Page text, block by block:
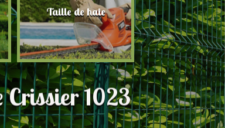
Taille de haie Abattage
Crissier 1023